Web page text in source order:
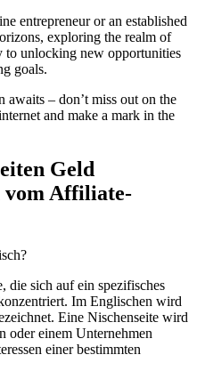
entrepreneur or‌ an established
exploring the realm of
to unlocking new ​opportunities
goals.
– don’t miss ‍out on⁤ the
and make ‌a mark in the
Geld
vom Affiliate-
die sich auf ein spezifisches
Im Englischen wird
Eine Nischenseite wird
oder einem Unternehmen
einer bestimmten